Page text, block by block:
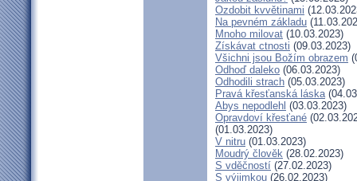
Ozdobit kvvětinami
Na pevném základu
Mnoho milovat (10.03.2023)
Získávat ctnosti (09.03.2023)
Všichni jsou Božím obrazem
Odhoď daleko (06.03.2023)
Odhodili strach (05.03.2023)
Pravá křesťanská láska
Abys nepodlehl (03.03.2023)
Opravdoví křesťané
(01.03.2023)
V nitru (01.03.2023)
Moudrý člověk (28.02.2023)
S vděčností (27.02.2023)
S výjimkou (26.02.2023)